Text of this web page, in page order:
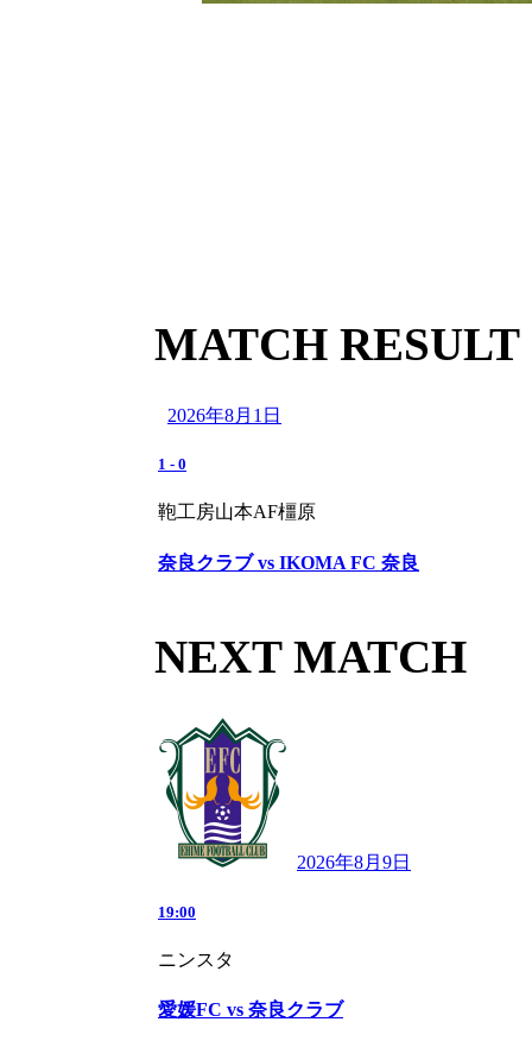
MATCH RESULT
2026年8月1日
1 - 0
鞄工房山本AF橿原
奈良クラブ vs IKOMA FC 奈良
NEXT MATCH
2026年8月9日
19:00
ニンスタ
愛媛FC vs 奈良クラブ